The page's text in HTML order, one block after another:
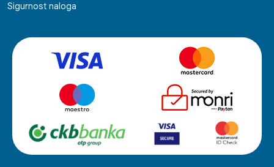
Sigurnost naloga